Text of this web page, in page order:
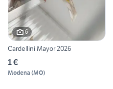
6
Cardellini Mayor 2026
1 €
Modena (MO)